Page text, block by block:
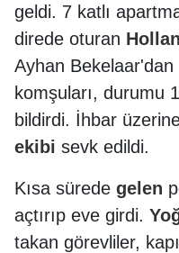
geldi. 7 katlı
direde oturan
Ayhan Bekelaar'dan
komşuları, durumu
bildirdi. İhbar
ekibi sevk edildi.
Kısa sürede gelen
açtırıp eve girdi.
takan görevliler,